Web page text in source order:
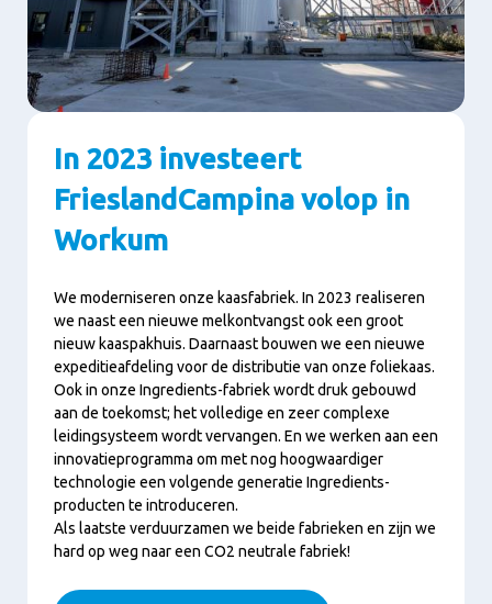
In 2023 investeert
FrieslandCampina volop in
Workum
We moderniseren onze kaasfabriek. In 2023 realiseren
we naast een nieuwe melkontvangst ook een groot
nieuw kaaspakhuis. Daarnaast bouwen we een nieuwe
expeditieafdeling voor de distributie van onze foliekaas.
Ook in onze Ingredients-fabriek wordt druk gebouwd
aan de toekomst; het volledige en zeer complexe
leidingsysteem wordt vervangen. En we werken aan een
innovatieprogramma om met nog hoogwaardiger
technologie een volgende generatie Ingredients-
producten te introduceren.
Als laatste verduurzamen we beide fabrieken en zijn we
hard op weg naar een CO2 neutrale fabriek!